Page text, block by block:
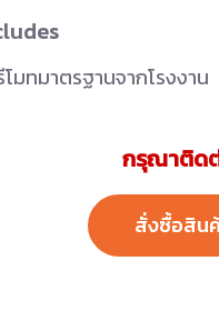
โมทมาตรฐานจากโรงงาน
กรุณาติด
สั่งซื้อสิน